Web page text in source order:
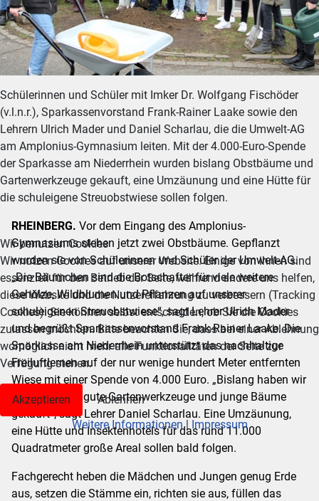
Schülerinnen und Schüler mit Imker Dr. Wolfgang Fischöder
(v.l.n.r.), Sparkassenvorstand Frank-Rainer Laake sowie den
Lehrern Ulrich Mader und Daniel Scharlau, die die Umwelt-AG
am Amplonius-Gymnasium leiten. Mit der 4.000-Euro-Spende
der Sparkasse am Niederrhein wurden bislang Obstbäume und
Gartenwerkzeuge gekauft, eine Umzäunung und eine Hütte für
die schuleigene Streuobstwiese sollen folgen.
RHEINBERG. Vor dem Eingang des Amplonius-
Gymnasiums stehen jetzt zwei Obstbäume. Gepflanzt
wurden sie von Schülerinnen und Schüler der Umwelt-AG.
„Die Bäumchen sind die Botschafter für viele weitere
Gehölze, Wildblumen und Pflanzen auf unserer
schuleigenen Streuobstwiese“, sagt Lehrer Ulrich Mader
und begrüßt Sparkassenvorstand Frank-Rainer Laake. Die
Sparkasse am Niederrhein unterstützt das nachhaltige
Freiluftlernen auf der nur wenige hundert Meter entfernten
Wiese mit einer Spende von 4.000 Euro. „Bislang haben wir
von dem Geld gute Gartenwerkzeuge und junge Bäume
gekauft“, sagt Lehrer Daniel Scharlau. Eine Umzäunung,
eine Hütte und Insektenhotels für das rund 11.000
Quadratmeter große Areal sollen bald folgen.
Fachgerecht heben die Mädchen und Jungen genug Erde
aus, setzen die Stämme ein, richten sie aus, füllen das
Wir benutzen Cookies
Wir nutzen Cookies auf unserer Website. Einige von ihnen sind
essenziell für den Betrieb der Seite, während andere uns helfen,
diese Website und die Nutzererfahrung zu verbessern (Tracking
Cookies). Sie können selbst entscheiden, ob Sie die Cookies
zulassen möchten. Bitte beachten Sie, dass bei einer Ablehnung
womöglich nicht mehr alle Funktionalitäten der Seite zur
Verfügung stehen.
Akzeptieren
Ablehnen
Weitere Informationen| Impressum